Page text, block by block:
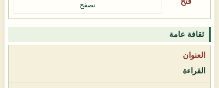
تصفح
ثقافة عامة
القراءة